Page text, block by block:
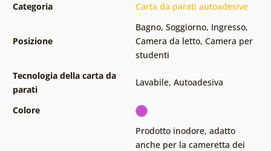
Categoria Carta da parati autoadesive
Posizione
Bagno, Soggiorno, Ingresso,
Camera da letto, Camera per
studenti
Tecnologia della carta da
parati
Lavabile, Autoadesiva
Colore
Prodotto inodore, adatto
anche per la cameretta dei